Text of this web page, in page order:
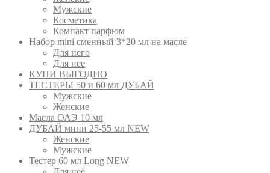
Мужские
Косметика
Компакт парфюм
Набор mini сменный 3*20 мл на масле
Для него
Для нее
КУПИ ВЫГОДНО
ТЕСТЕРЫ 50 и 60 мл ДУБАЙ
Мужские
Женские
Масла ОАЭ 10 мл
ДУБАЙ мини 25-55 мл NEW
Женские
Мужские
Тестер 60 мл Long NEW